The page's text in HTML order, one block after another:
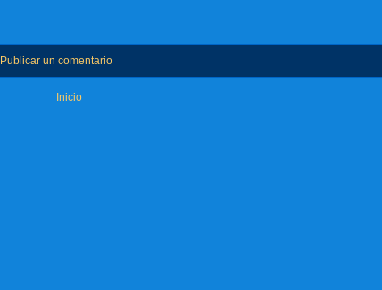
Publicar un comentario
Inicio